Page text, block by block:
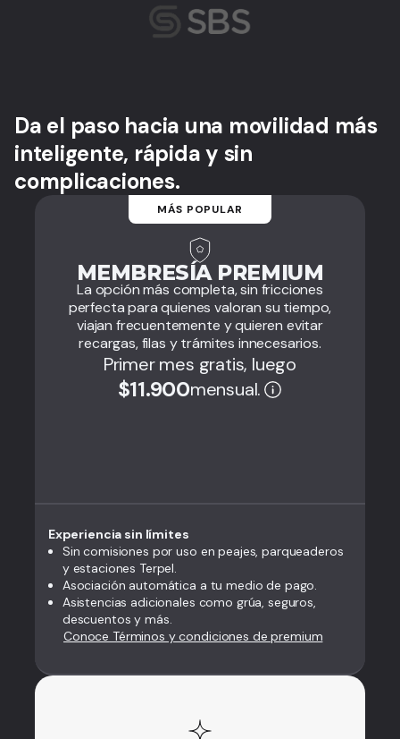
Da el paso hacia una movilidad más
inteligente, rápida y sin
complicaciones.
MÁS POPULAR
MEMBRESÍA PREMIUM
La opción más completa, sin fricciones
perfecta para quienes valoran su tiempo,
viajan frecuentemente y quieren evitar
recargas, filas y trámites innecesarios.
Primer mes gratis, luego
$11.900mensual.
Experiencia sin límites
Sin comisiones por uso en peajes, parqueaderos
y estaciones Terpel.
Asociación automática a tu medio de pago.
Asistencias adicionales como grúa, seguros,
descuentos y más.
Conoce Términos y condiciones de premium